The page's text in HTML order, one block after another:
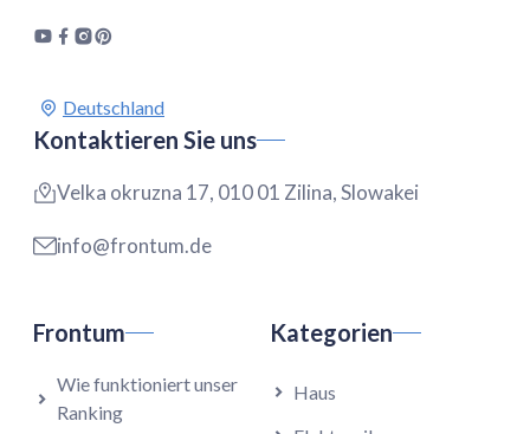
Kontaktieren Sie uns
Velka okruzna 17, 010 01 Zilina, Slowakei
info@frontum.de
Frontum
Wie funktioniert unser
Ranking
Kategorien
Haus